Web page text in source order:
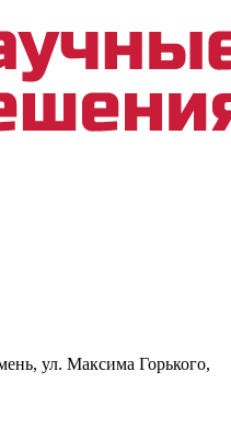
ул. Максима Горького,